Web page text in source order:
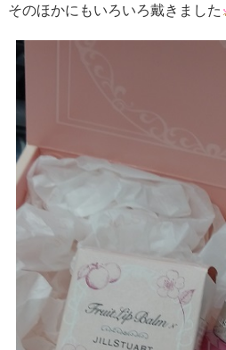
そのほかにもいろいろ戴きました